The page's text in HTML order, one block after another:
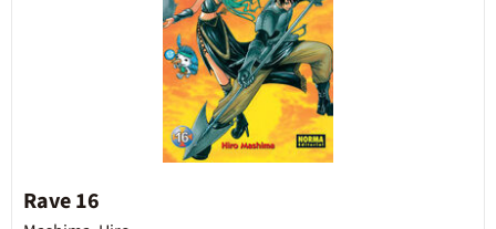
Rave 16